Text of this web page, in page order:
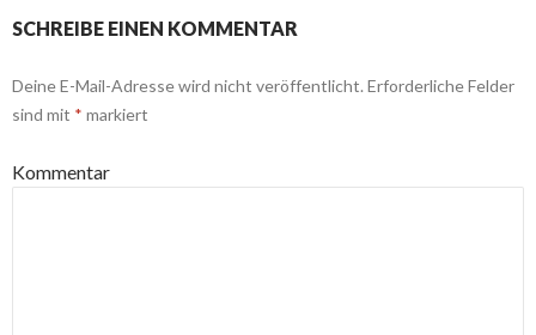
SCHREIBE EINEN KOMMENTAR
Deine E-Mail-Adresse wird nicht veröffentlicht. Erforderliche Felder
sind mit * markiert
Kommentar